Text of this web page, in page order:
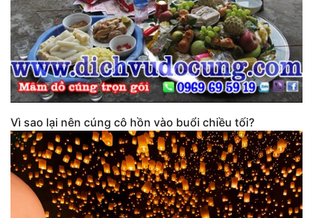
Vì sao lại nên cúng cô hồn vào buổi chiều tối?